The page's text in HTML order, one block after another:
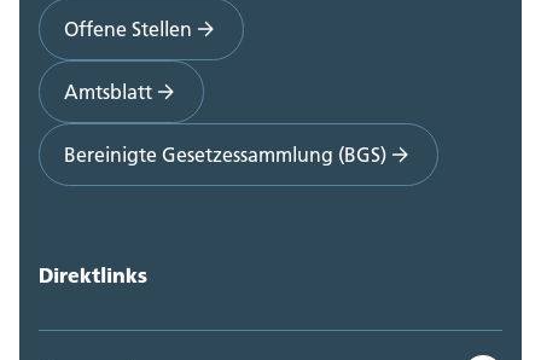
Offene Stellen
Amtsblatt
Bereinigte Gesetzessammlung (BGS)
Direktlinks